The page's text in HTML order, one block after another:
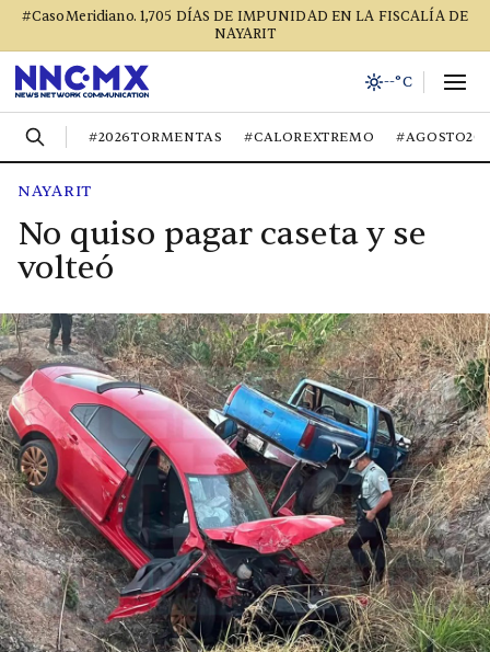
#CasoMeridiano. 1,705 DÍAS DE IMPUNIDAD EN LA FISCALÍA DE
NAYARIT
--°C
#2026TORMENTAS #CALOREXTREMO
NAYARIT
No quiso pagar caseta y se
volteó